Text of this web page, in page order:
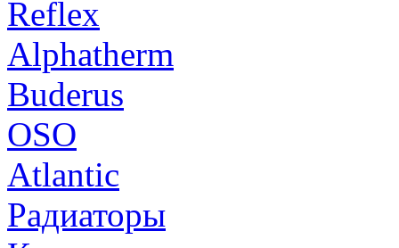
Reflex
Alphatherm
Buderus
OSO
Atlantic
Радиаторы